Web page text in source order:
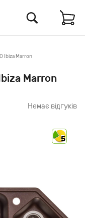
Ibiza Marron
Marron
Немає відгуків
5